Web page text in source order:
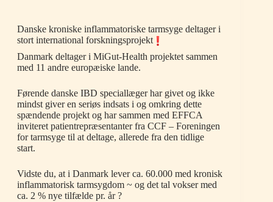
Danske kroniske inflammatoriske tarmsyge deltager i
stort international forskningsprojekt
Danmark deltager i MiGut-Health projektet sammen
med 11 andre europæiske lande.
Førende danske IBD speciallæger har givet og ikke
mindst giver en seriøs indsats i og omkring dette
spændende projekt og har sammen med EFFCA
inviteret patientrepræsentanter fra CCF – Foreningen
for tarmsyge til at deltage, allerede fra den tidlige
start.
Vidste du, at i Danmark lever ca. 60.000 med kronisk
inflammatorisk tarmsygdom ~ og det tal vokser med
ca. 2 % nye tilfælde pr. år ?